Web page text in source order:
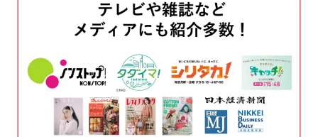
黒をベースに使ってもお花に透け感を残す方法をレッスン
しています。
一度技法をマスターしてしまえば、カラーアレンジは自由
花びらを作る
トップジェルでコーティングする 36:26
花脈を入れる 37:12
トップジェルを塗って仕上げる